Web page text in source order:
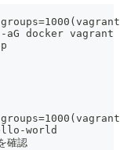
aG docker vagrant
world
確認